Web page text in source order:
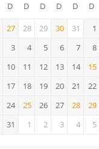
D D D D D D
27 28 29 30 31
1
3 4 5 6 7
8
10 11 12 13 14 15
15
17 18 19 20 21
22
24 25 26 27 28 29
31 1 2 3 4 5